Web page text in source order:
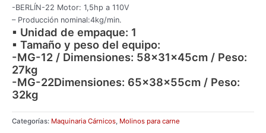
-BERLÍN-22 Motor: 1,5hp a 110V
– Producción nominal:4kg/min.
▪ Unidad de empaque: 1
▪ Tamaño y peso del equipo:
-MG-12 / Dimensiones: 58x31x45cm / Peso:
27kg
-MG-22Dimensiones: 65x38x55cm / Peso:
32kg
Categorías: Maquinaria Cárnicos, Molinos para carne